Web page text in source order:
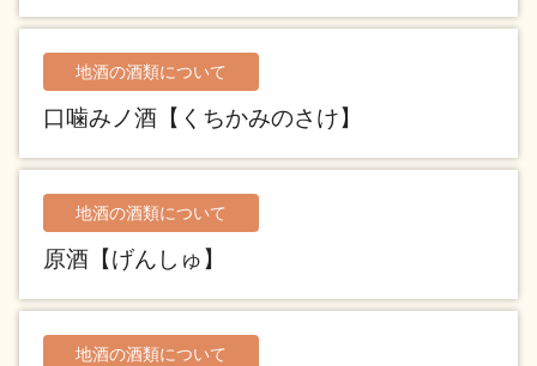
歳時記 地酒蔵元会検定
地酒川柳 地酒小説
地酒の酒類について
口噛みノ酒【くちかみのさけ】
地酒の酒類について
原酒【げんしゅ】
地酒の酒類について